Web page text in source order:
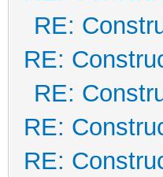
RE:
RE:
RE:
RE:
RE: